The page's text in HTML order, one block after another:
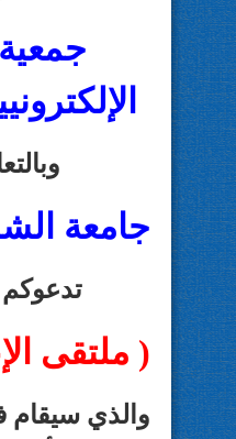
جامعة
( ملتقى
والذي